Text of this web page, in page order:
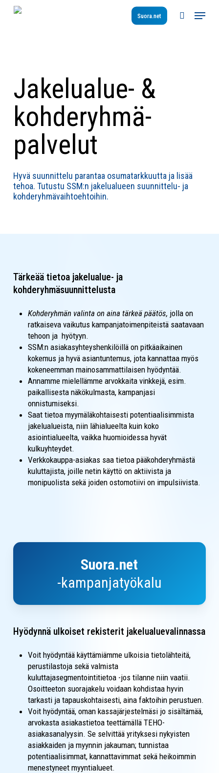
Suora.net
search
Menu
Jakelualue- &
kohderyhmä­
palvelut
Hyvä suunnittelu parantaa osumatarkkuutta ja lisää
tehoa. Tutustu SSM:n jakelualueen suunnittelu- ja
kohderyhmävaihtoehtoihin.
Tärkeää tietoa jakelualue- ja
kohderyhmäsuunnittelusta
Kohderyhmän valinta on aina tärkeä päätös, jolla on
ratkaiseva vaikutus kampanjatoimenpiteistä saatavaan
tehoon ja hyötyyn.
SSM:n asiakasyhteyshenkilöillä on pitkäaikainen
kokemus ja hyvä asiantuntemus, jota kannattaa myös
kokeneemman mainosammattilaisen hyödyntää.
Annamme mielellämme arvokkaita vinkkejä, esim.
paikallisesta näkökulmasta, kampanjasi
onnistumiseksi.
Saat tietoa myymäläkohtaisesti potentiaalisimmista
jakelualueista, niin lähialueelta kuin koko
asiointialueelta, vaikka huomioidessa hyvät
kulkuyhteydet.
Verkkokauppa-asiakas saa tietoa pääkohderyhmästä
kuluttajista, joille netin käyttö on aktiivista ja
monipuolista sekä joiden ostomotiivi on impulsiivista.
kampanjasuunnittelutyökalu
Suora.net
-kampanjatyökalu
Hyödynnä ulkoiset rekisterit jakelualuevalinnassa
Voit hyödyntää käyttämiämme ulkoisia tietolähteitä,
perustilastoja sekä valmista
kuluttajasegmentointitietoa -jos tilanne niin vaatii.
Osoitteeton suorajakelu voidaan kohdistaa hyvin
tarkasti ja tapauskohtaisesti, aina faktoihin perustuen.
Voit hyödyntää, oman kassajärjestelmäsi jo sisältämää,
arvokasta asiakastietoa teettämällä TEHO-
asiakasanalyysin. Se selvittää yrityksesi nykyisten
asiakkaiden ja myynnin jakauman; tunnistaa
potentiaalisimmat, kannattavimmat sekä heikoimmin
menestyneet myyntialueet.